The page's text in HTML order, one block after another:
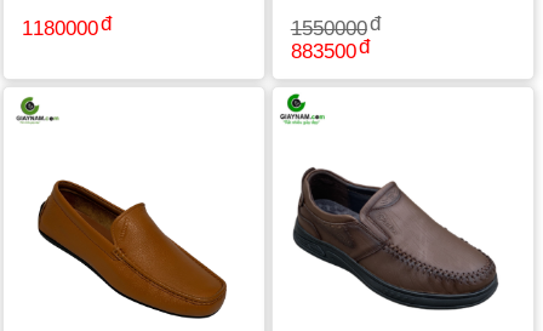
1180000
1550000
883500